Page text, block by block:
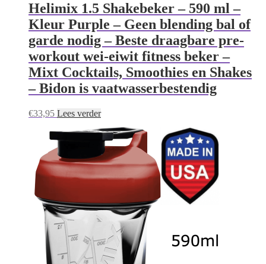
Helimix 1.5 Shakebeker – 590 ml –
Kleur Purple – Geen blending bal of
garde nodig – Beste draagbare pre-
workout wei-eiwit fitness beker –
Mixt Cocktails, Smoothies en Shakes
– Bidon is vaatwasserbestendig
€33,95 Lees verder